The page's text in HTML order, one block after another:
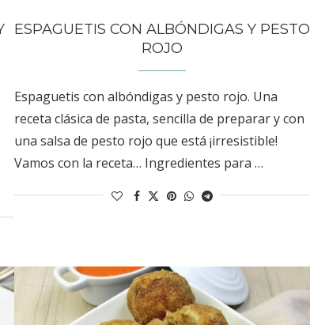
ESPAGUETIS CON ALBÓNDIGAS Y PESTO
ROJO
Espaguetis con albóndigas y pesto rojo. Una
receta clásica de pasta, sencilla de preparar y con
una salsa de pesto rojo que está ¡irresistible!
Vamos con la receta… Ingredientes para …